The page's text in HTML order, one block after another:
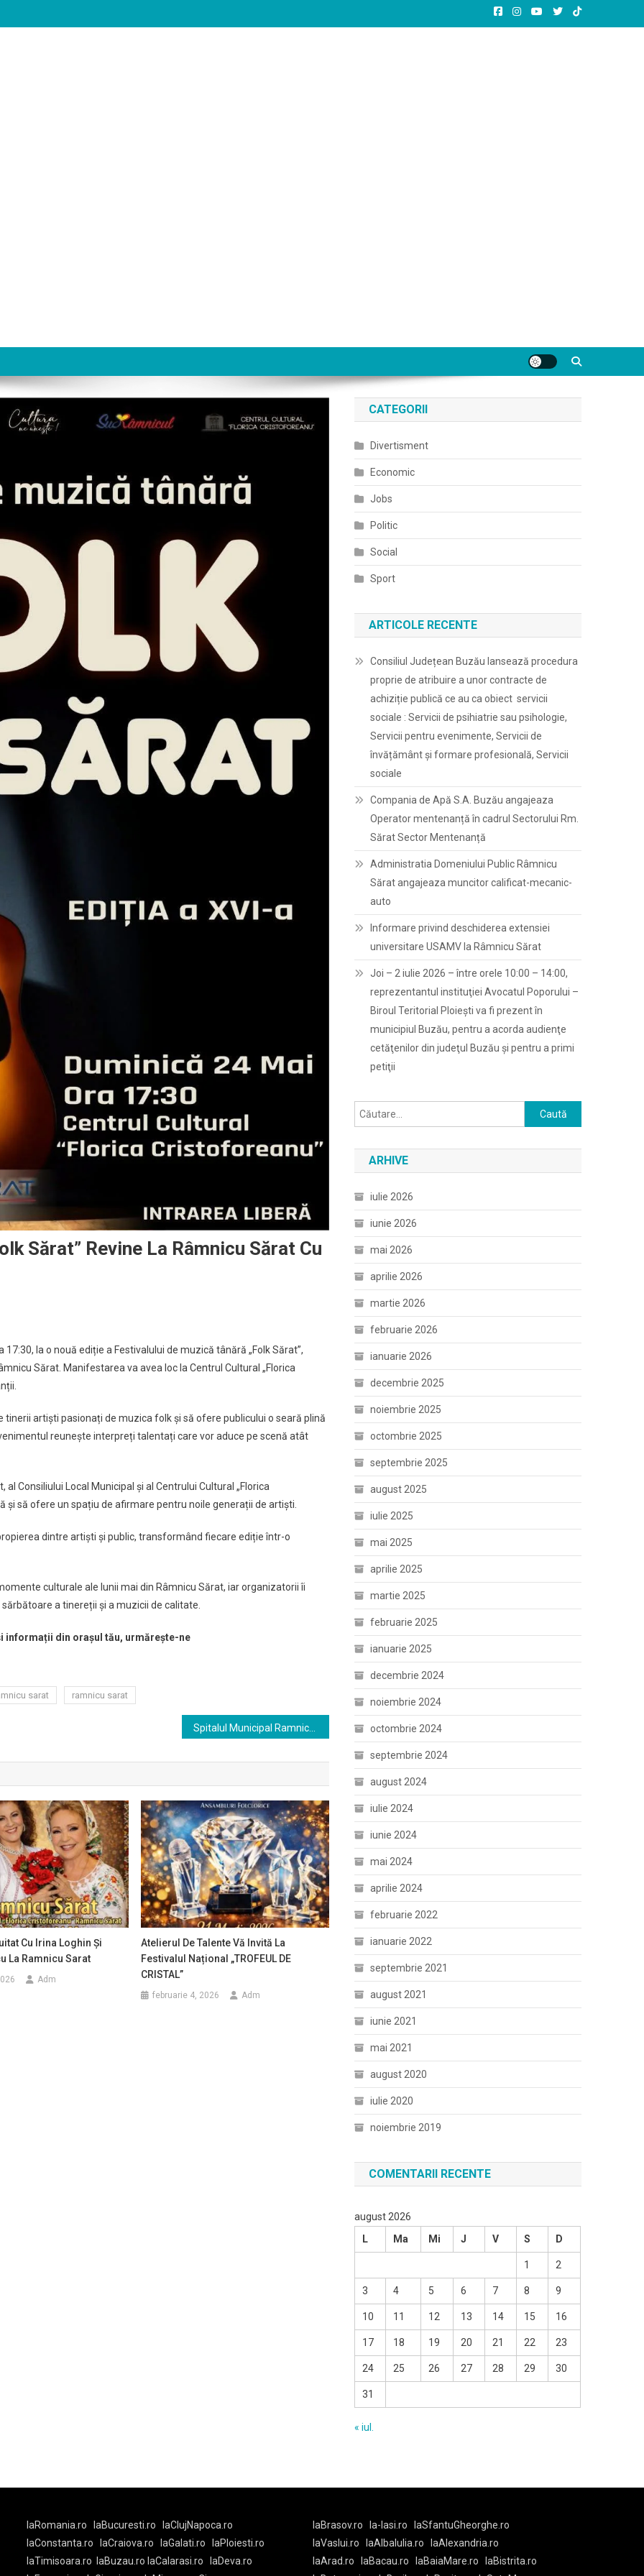
Sărat” Revine La Râmnicu Sărat Cu
la o nouă ediție a Festivalului de muzică tânără „Folk Sărat”,
Sărat. Manifestarea va avea loc la Centrul Cultural „Florica
artiști pasionați de muzica folk și să ofere publicului o seară plină
reunește interpreți talentați care vor aduce pe scenă atât
Consiliului Local Municipal și al Centrului Cultural „Florica
să ofere un spațiu de afirmare pentru noile generații de artiști.
dintre artiști și public, transformând fiecare ediție într-o
culturale ale lunii mai din Râmnicu Sărat, iar organizatorii îi
a tinereții și a muzicii de calitate.
informații din orașul tău, urmărește-ne
sarat ramnicu sarat
Cu Irina Loghin Și
La Ramnicu Sarat
Adm
Atelierul De Talente Vă Invită La
Festivalul Național „TROFEUL DE
CRISTAL”
februarie 4, 2026 Adm
CATEGORII
Divertisment
Economic
Jobs
Politic
Social
Sport
ARTICOLE RECENTE
Consiliul Județean Buzău lansează procedura
proprie de atribuire a unor contracte de
achiziție publică ce au ca obiect servicii
sociale : Servicii de psihiatrie sau psihologie,
Servicii pentru evenimente, Servicii de
învățământ și formare profesională, Servicii
sociale
Compania de Apă S.A. Buzău angajeaza
Operator mentenanță în cadrul Sectorului Rm.
Sărat Sector Mentenanță
Administratia Domeniului Public Râmnicu
Sărat angajeaza muncitor calificat-mecanic-
auto
Informare privind deschiderea extensiei
universitare USAMV la Râmnicu Sărat
Joi – 2 iulie 2026 – între orele 10:00 – 14:00,
reprezentantul instituţiei Avocatul Poporului –
Biroul Teritorial Ploieşti va fi prezent în
municipiul Buzău, pentru a acorda audienţe
cetăţenilor din judeţul Buzău şi pentru a primi
petiţii
Caută
după:
ARHIVE
iulie 2026
iunie 2026
mai 2026
aprilie 2026
martie 2026
februarie 2026
ianuarie 2026
decembrie 2025
noiembrie 2025
octombrie 2025
septembrie 2025
august 2025
iulie 2025
mai 2025
aprilie 2025
martie 2025
februarie 2025
ianuarie 2025
decembrie 2024
noiembrie 2024
octombrie 2024
septembrie 2024
august 2024
iulie 2024
iunie 2024
mai 2024
aprilie 2024
februarie 2022
ianuarie 2022
septembrie 2021
august 2021
iunie 2021
mai 2021
august 2020
iulie 2020
noiembrie 2019
COMENTARII RECENTE
august 2026
L
Ma Mi J V S D
1 2
3 4 5 6 7 8 9
10 11 12 13 14 15 16
17 18 19 20 21 22 23
24 25 26 27 28 29 30
31
« iul.
laRomania.ro laBucuresti.ro
laClujNapoca.ro
laConstanta.ro
laCraiova.ro laGalati.ro
laPloiesti.ro
laTimisoara.ro
laBuzau.ro laCalarasi.ro
laDeva.ro
laBrasov.ro la-Iasi.ro
laSfantuGheorghe.ro
laVaslui.ro
laAlbaIulia.ro
laAlexandria.ro
laArad.ro
laBacau.ro laBaiaMare.ro
laBistrita.ro